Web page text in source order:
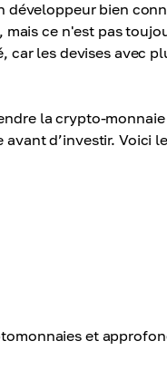
bien
ce n'est pas
les devises avec
la crypto-
d’investir.
et